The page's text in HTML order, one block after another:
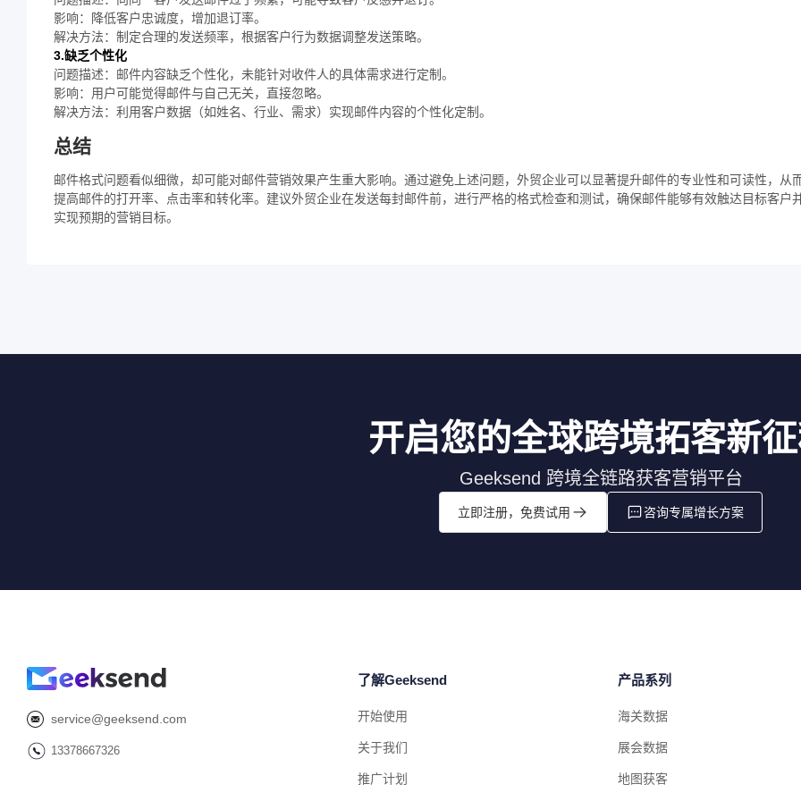
影响：降低客户忠诚度，增加退订率。
解决方法：制定合理的发送频率，根据客户行为数据调整发送策略。
3.缺乏个性化
问题描述：邮件内容缺乏个性化，未能针对收件人的具体需求进行定制。
影响：用户可能觉得邮件与自己无关，直接忽略。
解决方法：利用客户数据（如姓名、行业、需求）实现邮件内容的个性化定制。
总结
邮件格式问题看似细微，却可能对邮件营销效果产生重大影响。通过避免上述问题，外贸企业可以显著提升邮件的专业性和可读性，从
提高邮件的打开率、点击率和转化率。建议外贸企业在发送每封邮件前，进行严格的格式检查和测试，确保邮件能够有效触达目标客户
实现预期的营销目标。
开启您的全球跨境拓客新
Geeksend 跨境全链路获客营销平台
立即注册，免费试用 咨询专属增长方案
service@geeksend.com
13378667326
了解Geeksend
开始使用
关于我们
推广计划
产品系列
海关数据
展会数据
地图获客